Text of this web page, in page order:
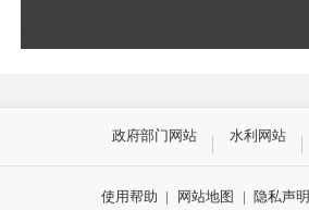
政府部门网站 水利网站
使用帮助 | 网站地图 | 隐私声明